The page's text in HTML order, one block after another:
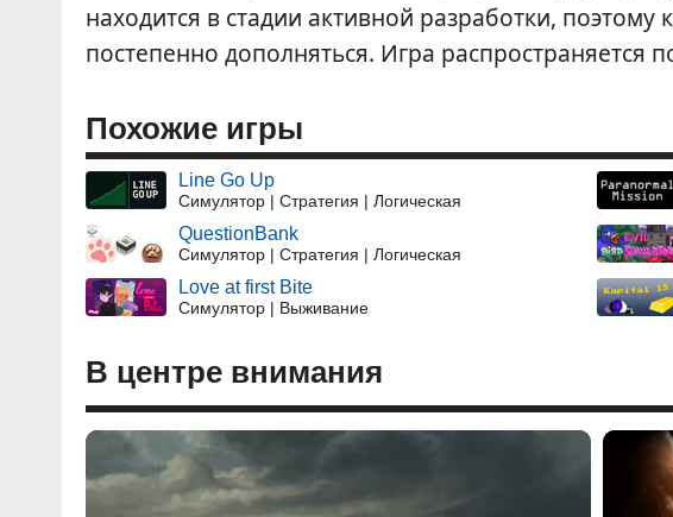
находится в стадии активной разработки,
постепенно дополняться. Игра распространяется
Похожие игры
Line Go Up
Симулятор | Стратегия | Логическая
QuestionBank
Симулятор | Стратегия | Логическая
Love at first Bite
Симулятор | Выживание
В центре внимания